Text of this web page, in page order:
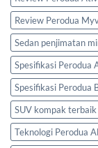
Review Perodua
Sedan penjimatan
Spesifikasi Perodua
Spesifikasi Perodua
SUV kompak
Teknologi Perodua